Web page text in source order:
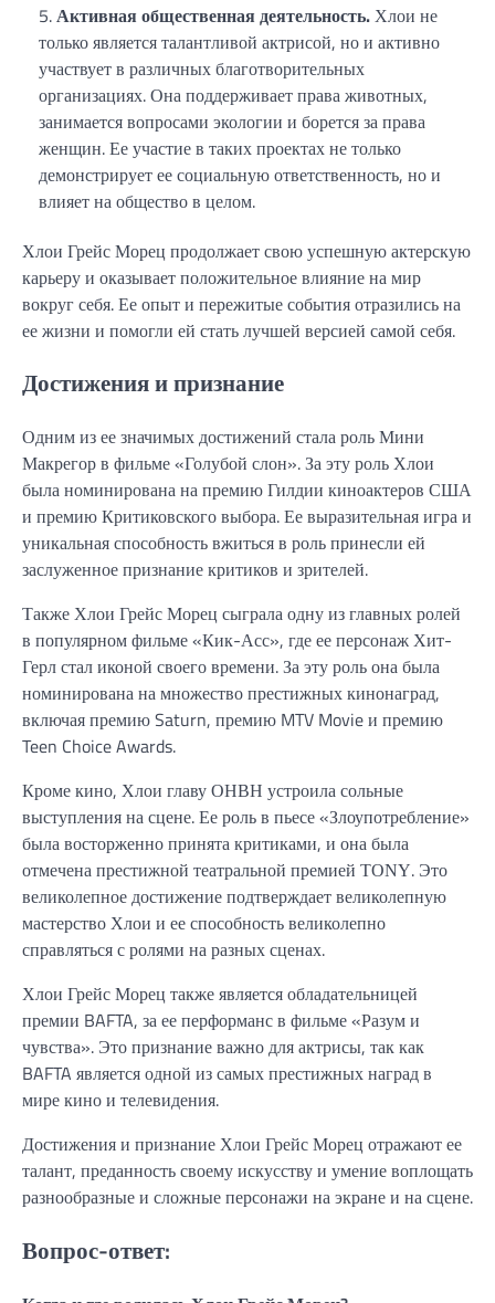
Активная общественная деятельность.Хлои не
только является талантливой актрисой, но и активно
участвует в различных благотворительных
организациях. Она поддерживает права животных,
занимается вопросами экологии и борется за права
женщин. Ее участие в таких проектах не только
демонстрирует ее социальную ответственность, но и
влияет на общество в целом.
Хлои Грейс Морец продолжает свою успешную актерскую
карьеру и оказывает положительное влияние на мир
вокруг себя. Ее опыт и пережитые события отразились на
ее жизни и помогли ей стать лучшей версией самой себя.
Достижения и признание
Одним из ее значимых достижений стала роль Мини
Макрегор в фильме «Голубой слон». За эту роль Хлои
была номинирована на премию Гилдии киноактеров США
и премию Критиковского выбора. Ее выразительная игра и
уникальная способность вжиться в роль принесли ей
заслуженное признание критиков и зрителей.
Также Хлои Грейс Морец сыграла одну из главных ролей
в популярном фильме «Кик-Асс», где ее персонаж Хит-
Герл стал иконой своего времени. За эту роль она была
номинирована на множество престижных кинонаград,
включая премию Saturn, премию MTV Movie и премию
Teen Choice Awards.
Кроме кино, Хлои главу ОНВН устроила сольные
выступления на сцене. Ее роль в пьесе «Злоупотребление»
была восторженно принята критиками, и она была
отмечена престижной театральной премией ΤΟΝΥ. Это
великолепное достижение подтверждает великолепную
мастерство Хлои и ее способность великолепно
справляться с ролями на разных сценах.
Хлои Грейс Морец также является обладательницей
премии BAFTA, за ее перформанс в фильме «Разум и
чувства». Это признание важно для актрисы, так как
BAFTA является одной из самых престижных наград в
мире кино и телевидения.
Достижения и признание Хлои Грейс Морец отражают ее
талант, преданность своему искусству и умение воплощать
разнообразные и сложные персонажи на экране и на сцене.
Вопрос-ответ: